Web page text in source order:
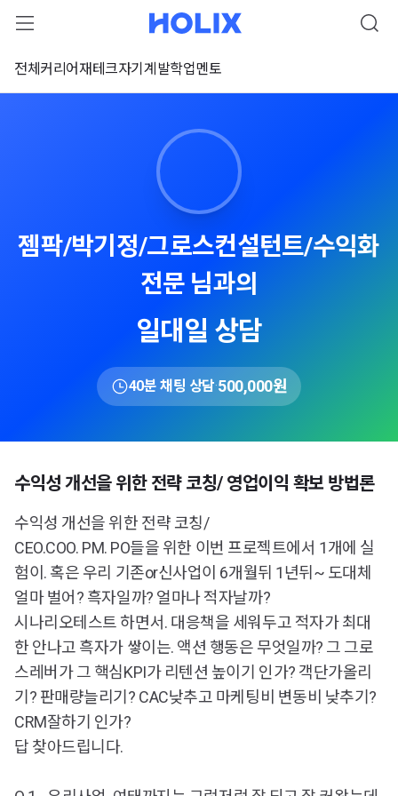
전체 커리어재테크자기계발학업멘토
젬팍/박기정/그로스컨설턴트/수익화
전문 님과의
일대일 상담
40분 채팅 상담·500,000원
수익성 개선을 위한 전략 코칭/ 영업이익 확보 방법론
수익성 개선을 위한 전략 코칭/
CEO.COO. PM. PO들을 위한 이번 프로젝트에서 1개에 실
험이. 혹은 우리 기존or신사업이 6개월뒤 1년뒤~ 도대체
얼마 벌어? 흑자일까? 얼마나 적자날까?
시나리오테스트 하면서. 대응책을 세워두고 적자가 최대
한 안나고 흑자가 쌓이는. 액션 행동은 무엇일까? 그 그로
스레버가 그 핵심KPI가 리텐션 높이기 인가? 객단가올리
기? 판매량늘리기? CAC낮추고 마케팅비 변동비 낮추기?
CRM잘하기 인가?
답 찾아드립니다.